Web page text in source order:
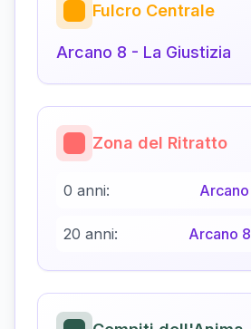
Fulcro Centrale
Arcano 8 - La Giustizia
Zona del Ritratto
0 anni: Arcano
20 anni: Arcano 8